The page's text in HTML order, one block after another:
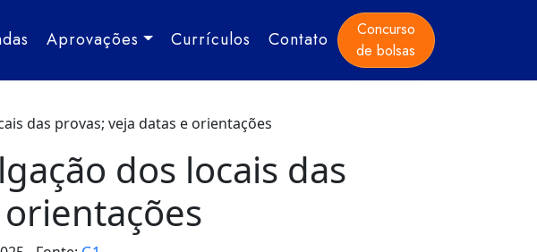
Concurso
de bolsas
Aprovações Currículos Contato
das provas; veja datas e orientações
dos locais das